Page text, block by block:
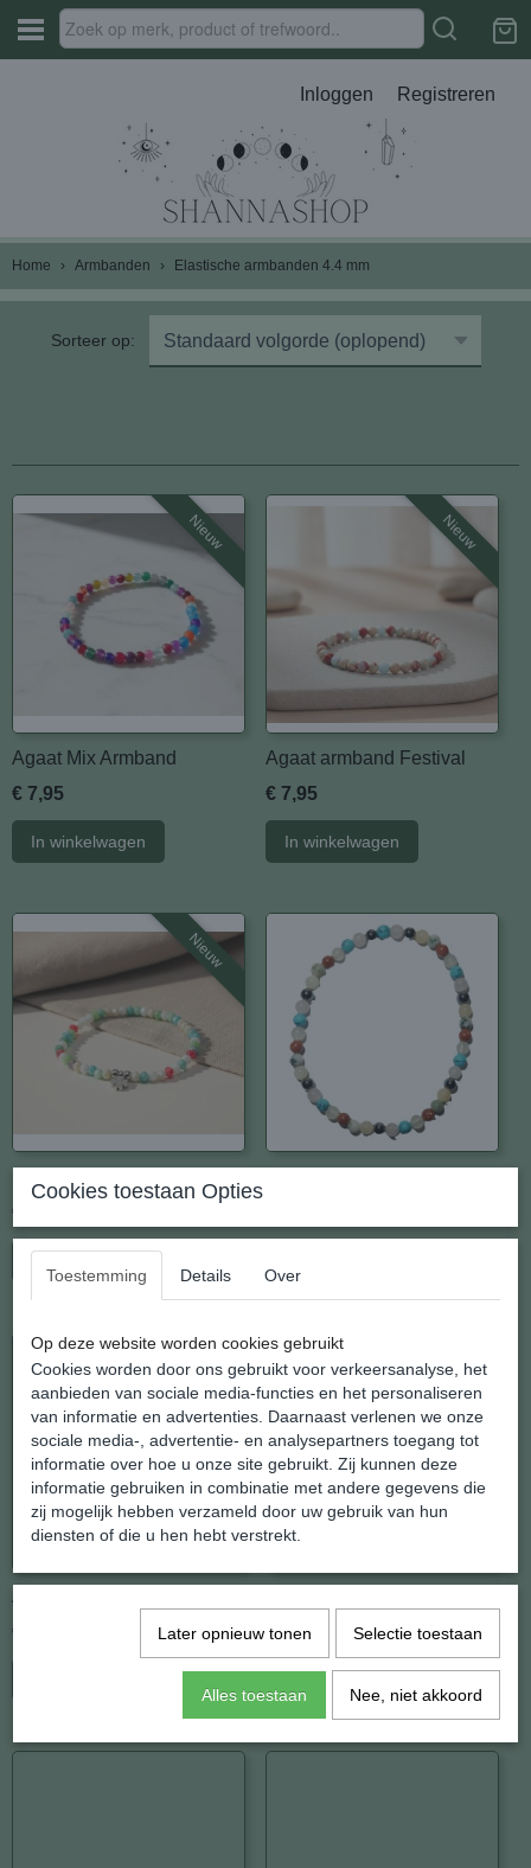
Inloggen Registreren
Home › Armbanden › Elastische armbanden 4.4 mm
Sorteer op:
Nieuw
Agaat Mix Armband
€ 7,95
In winkelwagen
Nieuw
Agaat armband Festival
€ 7,95
In winkelwagen
Nieuw
€ 9,95
Agaat armband blauwwit
€ 7,95
€ 7,95
Cookies toestaan Opties
Toestemming Details Over
Op deze website worden cookies gebruikt
Cookies worden door ons gebruikt voor verkeersanalyse, het
aanbieden van sociale media-functies en het personaliseren
van informatie en advertenties. Daarnaast verlenen we onze
sociale media-, advertentie- en analysepartners toegang tot
informatie over hoe u onze site gebruikt. Zij kunnen deze
informatie gebruiken in combinatie met andere gegevens die
zij mogelijk hebben verzameld door uw gebruik van hun
diensten of die u hen hebt verstrekt.
Later opnieuw tonen Selectie toestaan
Alles toestaan Nee, niet akkoord